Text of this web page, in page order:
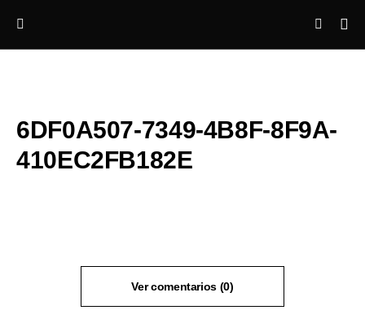
6DF0A507-7349-4B8F-8F9A-
410EC2FB182E
Ver comentarios (0)